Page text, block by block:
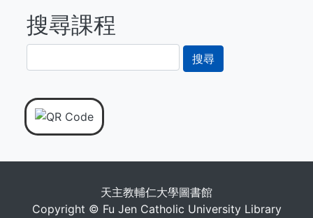
搜尋課程
尋
天主教輔仁大學圖書館
Copyright © Fu Jen Catholic University Library